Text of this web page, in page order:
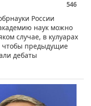
546
России
наук можно
случае, в кулуарах
чтобы предыдущие
дебаты